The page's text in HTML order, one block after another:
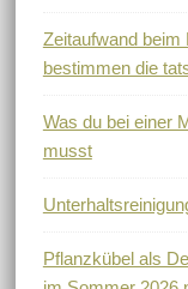
Zeitaufwand
bestimmen die
Was du bei einer
musst
Pflanzkübel als